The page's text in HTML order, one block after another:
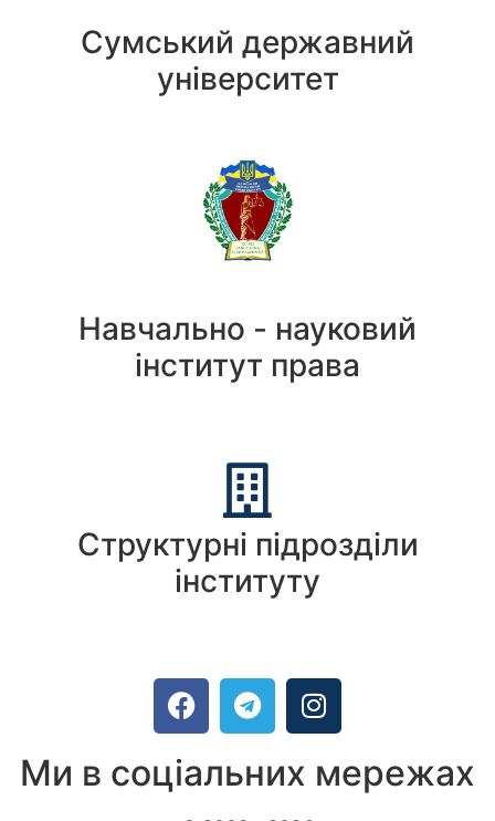
Сумський державний
університет
Навчально - науковий
інститут права
Структурні підрозділи
інституту
Ми в соціальних мережах